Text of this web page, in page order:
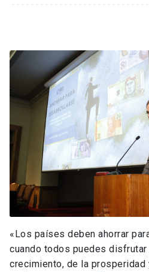
«Los países deben ahorrar
cuando todos puedes
crecimiento, de la